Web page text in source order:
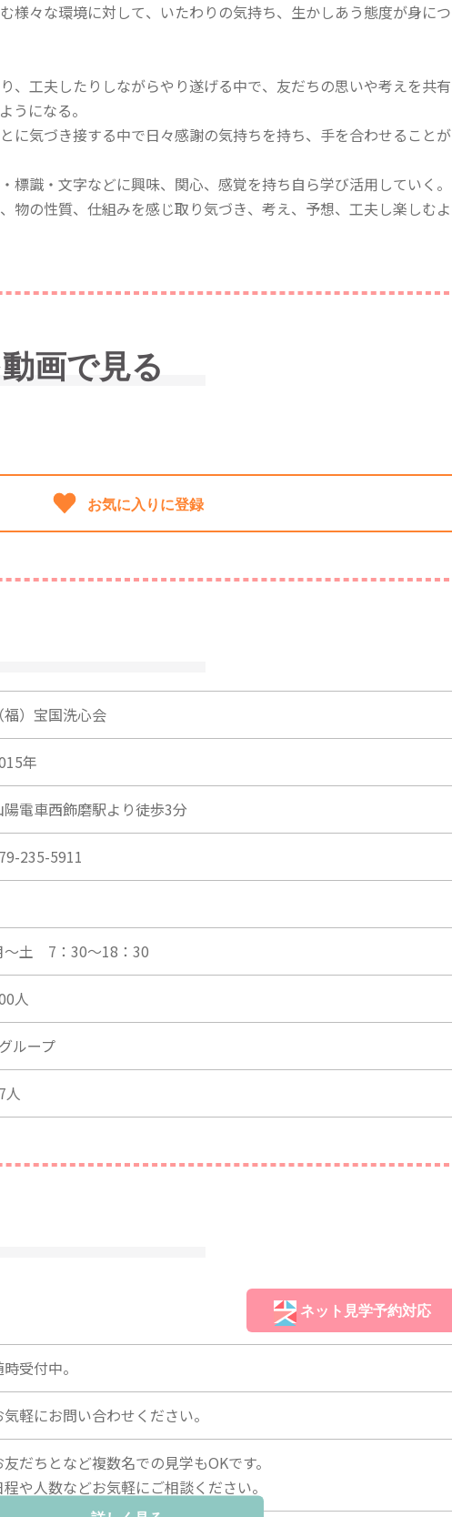
様々な環境に対して、いたわりの気持ち、生かしあう態度が身につ
、工夫したりしながらやり遂げる中で、友だちの思いや考えを共有
うになる。
に気づき接する中で日々感謝の気持ちを持ち、手を合わせることが
標識・文字などに興味、関心、感覚を持ち自ら学び活用していく。
物の性質、仕組みを感じ取り気づき、考え、予想、工夫し楽しむよ
画で見る
お気に入りに登録
（福）宝国洗心会
年
陽電車西飾磨駅より徒歩3分
235-5911
～土 7：30～18：30
人
ループ
人
ネット見学予約対応
時受付中。
気軽にお問い合わせください。
友だちとなど複数名での見学もOKです。
程や人数などお気軽にご相談ください。